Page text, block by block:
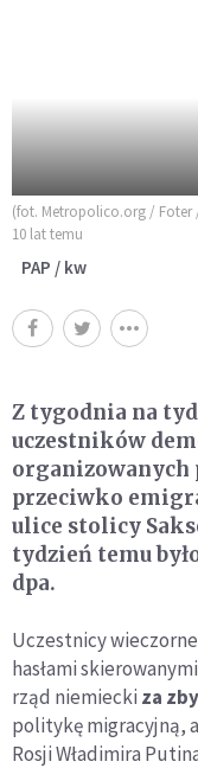
(fot. Metropolico.org / Foter /
10 lat temu
PAP / kw
Z tygodnia na
uczestników
organizowanych
przeciwko
ulice stolicy
tydzień temu
dpa.
Uczestnicy
hasłami
rząd niemiecki za
politykę migracyjną,
Rosji Władimira